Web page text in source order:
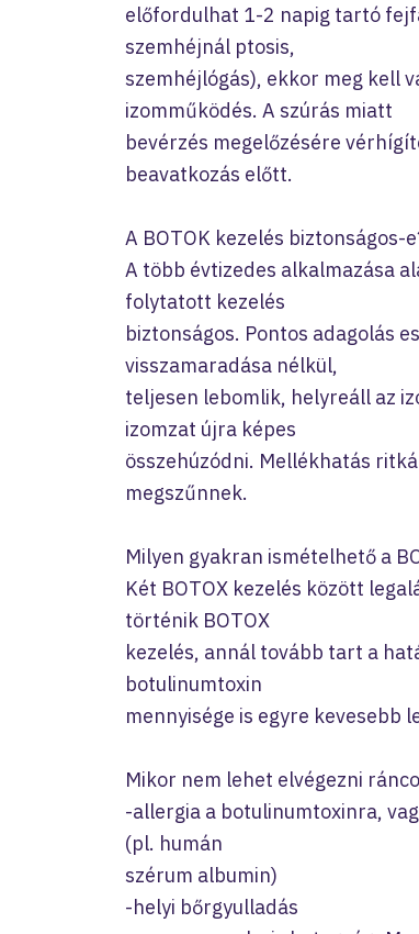
előfordulhat 1-2 napig tartó
szemhéjnál ptosis,
szemhéjlógás), ekkor meg kell
izomműködés. A szúrás miatt
bevérzés megelőzésére
beavatkozás előtt.
A BOTOK kezelés biztonságos-
A több évtizedes alkalmazása
folytatott kezelés
biztonságos. Pontos adagolás
visszamaradása nélkül,
teljesen lebomlik, helyreáll az
izomzat újra képes
összehúzódni. Mellékhatás
megszűnnek.
Milyen gyakran ismételhető a
Két BOTOX kezelés között
történik BOTOX
kezelés, annál tovább tart a
botulinumtoxin
mennyisége is egyre kevesebb
Mikor nem lehet elvégezni
-allergia a botulinumtoxinra,
(pl. humán
szérum albumin)
-helyi bőrgyulladás